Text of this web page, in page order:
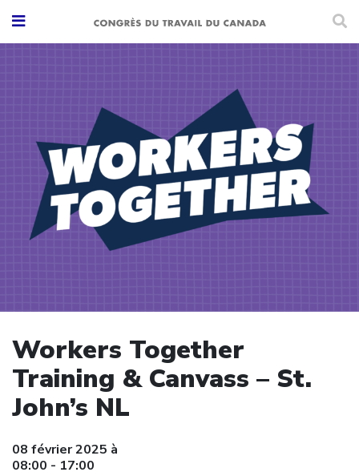
Workers Together
Training & Canvass – St.
John’s NL
08 février 2025 à
08:00 - 17:00